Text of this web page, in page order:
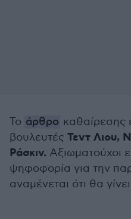
Το άρθρο καθαίρεσης
βουλευτές Τεντ Λιου,
Ράσκιν. Αξιωματούχοι
ψηφοφορία για την
αναμένεται ότι θα